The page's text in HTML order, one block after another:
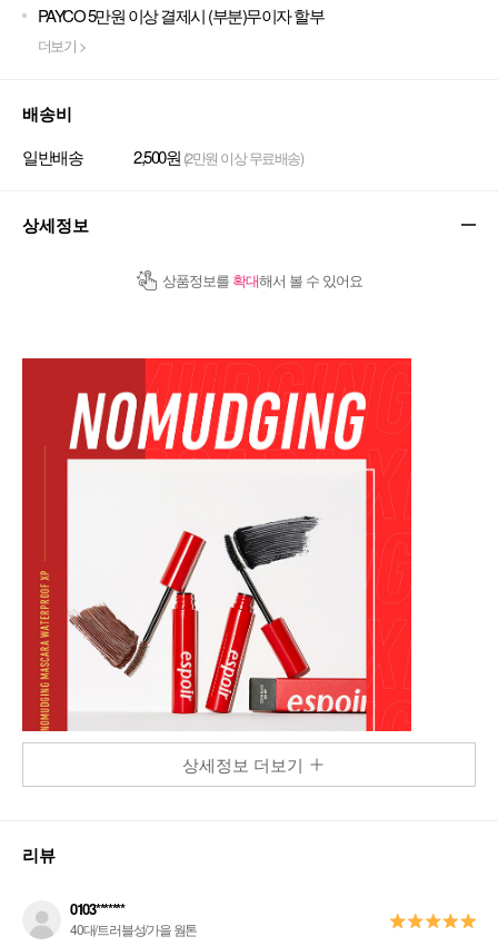
PAYCO 5만원 이상 결제시 (부분)무이자 할부
더보기 >
배송비
일반배송 2,500원 (2만원 이상 무료배송)
상세정보
상품정보를 확대해서 볼 수 있어요
상세정보 더보기
리뷰
0103*******
40대/트러블성/가을 웜톤